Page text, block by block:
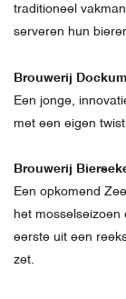
traditioneel
serveren hun
Brouwerij
Een jonge,
met een eigen twist.
Brouwerij
Een opkomend
het mosselseizoen
eerste uit een
zet.